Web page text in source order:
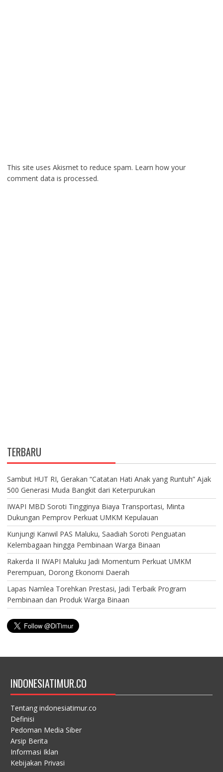
This site uses Akismet to reduce spam. Learn how your
comment data is processed.
TERBARU
Sambut HUT RI, Gerakan “Catatan Hati Anak yang Runtuh” Ajak
500 Generasi Muda Bangkit dari Keterpurukan
IWAPI MBD Soroti Tingginya Biaya Transportasi, Minta
Dukungan Pemprov Perkuat UMKM Kepulauan
Kunjungi Kanwil PAS Maluku, Saadiah Soroti Penguatan
Kelembagaan hingga Pembinaan Warga Binaan
Rakerda II IWAPI Maluku Jadi Momentum Perkuat UMKM
Perempuan, Dorong Ekonomi Daerah
Lapas Namlea Torehkan Prestasi, Jadi Terbaik Program
Pembinaan dan Produk Warga Binaan
INDONESIATIMUR.CO
Tentang indonesiatimur.co
Definisi
Pedoman Media Siber
Arsip Berita
Informasi Iklan
Kebijakan Privasi